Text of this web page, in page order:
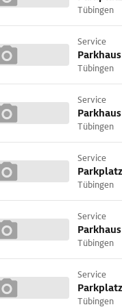
Tübingen
Service
Tübingen
Service
Tübingen
Service
Tübingen
Service
Tübingen
Service
Tübingen